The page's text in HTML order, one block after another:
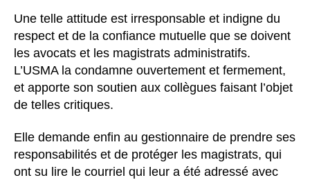
Une telle attitude est irresponsable et indigne du
respect et de la confiance mutuelle que se doivent
les avocats et les magistrats administratifs.
L’USMA la condamne ouvertement et fermement,
et apporte son soutien aux collègues faisant l’objet
de telles critiques.
Elle demande enfin au gestionnaire de prendre ses
responsabilités et de protéger les magistrats, qui
ont su lire le courriel qui leur a été adressé avec